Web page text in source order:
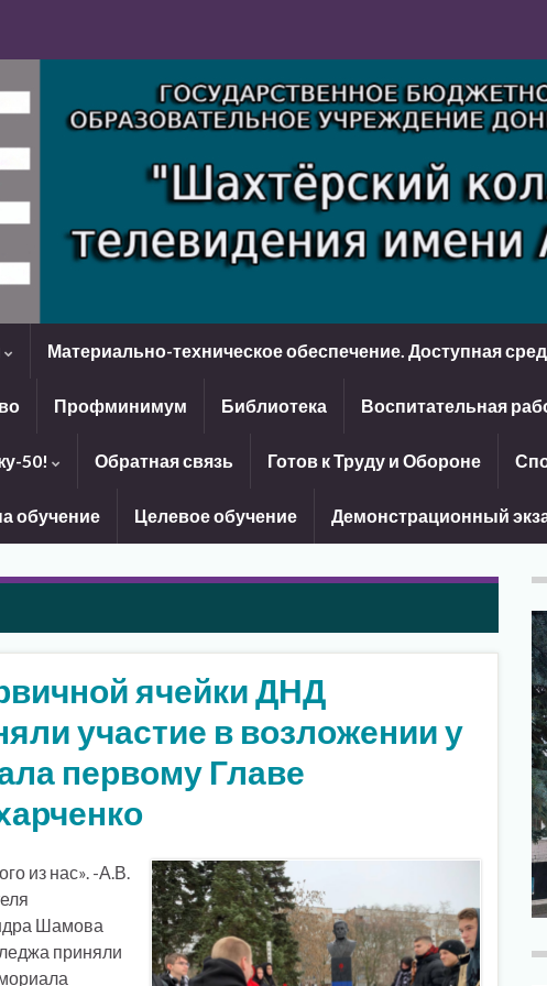
Материально-техническое обеспечение. Доступная
Профминимум Библиотека Воспитательная
50! Обратная связь Готов к Труду и Обороне
обучение Целевое обучение Демонстрационный
ячейки ДНД
участие в возложении у
первому Главе
из нас». -А.В.
Шамова
приняли